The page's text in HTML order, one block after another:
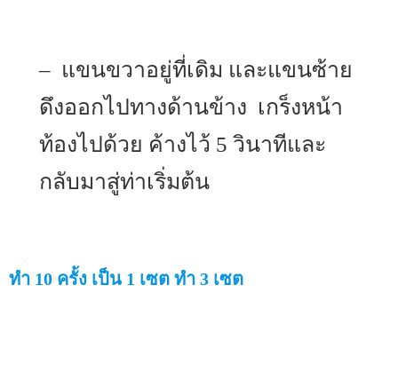
– แขนขวาอยู่ที่เดิม และแขนซ้าย
ดึงออกไปทางด้านข้าง เกร็งหน้า
ท้องไปด้วย ค้างไว้ 5 วินาทีและ
กลับมาสู่ท่าเริ่มต้น
ทำ 10 ครั้ง เป็น 1 เซต ทำ 3 เซต